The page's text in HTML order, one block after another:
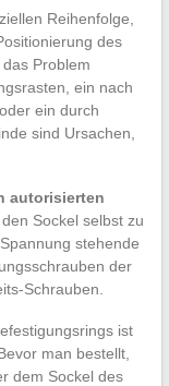
Reihenfolge,
des
Problem
ein nach
ein durch
sind Ursachen,
autorisierten
den Sockel selbst zu
stehende
der
Schrauben.
ist
man bestellt,
dem Sockel des